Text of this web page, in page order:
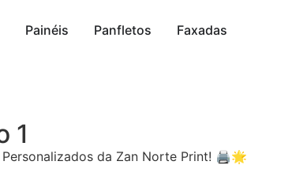
Painéis Panfletos Faxadas
1
da Zan Norte Print! 🖨️🌟